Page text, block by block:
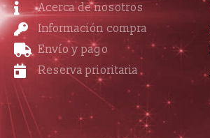
Acerca de nosotros
Información compra
Envío y pago
Reserva prioritaria